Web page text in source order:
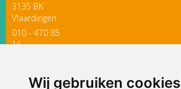
Wij gebruiken cookies
3135 BK
Vlaardingen
010 - 470 85
16